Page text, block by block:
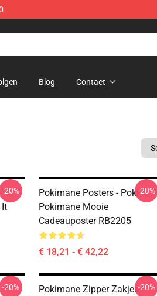
Blog Contact
It
-20%
Pokimane Posters - Poki
Pokimane Mooie
Cadeauposter RB2205
€ 18,21 - € 42,22
-20%
-20%
Pokimane Zipper Zakjes --20%